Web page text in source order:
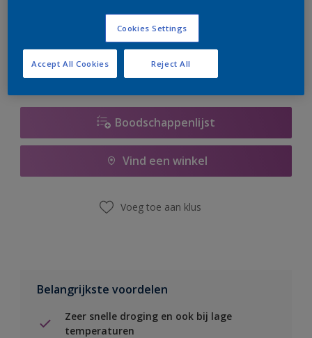
te bestellen. Houd de website in de gaten, we werken
er hard aan om de voorraad aan te vullen.
Boodschappenlijst
Vind een winkel
Voeg toe aan klus
Belangrijkste voordelen
Zeer snelle droging en ook bij lage
temperaturen
Cookies Settings
Reject All
Accept All Cookies